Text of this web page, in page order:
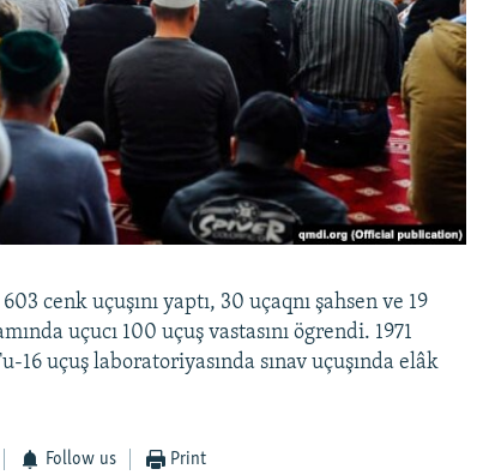
cenk uçuşını yaptı, 30 uçaqnı şahsen ve 19
uçucı 100 uçuş vastasını ögrendi. 1971
uçuş laboratoriyasında sınav uçuşında elâk
Follow us Print